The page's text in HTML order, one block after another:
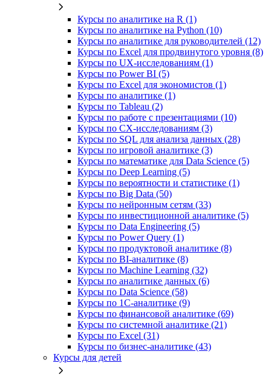
Курсы по аналитике на R (1)
Курсы по аналитике на Python (10)
Курсы по аналитике для руководителей (12)
Курсы по Excel для продвинутого уровня (8)
Курсы по UX‑исследованиям (1)
Курсы по Power BI (5)
Курсы по Excel для экономистов (1)
Курсы по аналитике (1)
Курсы по Tableau (2)
Курсы по работе с презентациями (10)
Курсы по CX-исследованиям (3)
Курсы по SQL для анализа данных (28)
Курсы по игровой аналитике (3)
Курсы по математике для Data Science (5)
Курсы по Deep Learning (5)
Курсы по вероятности и статистике (1)
Курсы по Big Data (50)
Курсы по нейронным сетям (33)
Курсы по инвестиционной аналитике (5)
Курсы по Data Engineering (5)
Курсы по Power Query (1)
Курсы по продуктовой аналитике (8)
Курсы по BI‑аналитике (8)
Курсы по Machine Learning (32)
Курсы по аналитике данных (6)
Курсы по Data Science (58)
Курсы по 1С‑аналитике (9)
Курсы по финансовой аналитике (69)
Курсы по системной аналитике (21)
Курсы по Excel (31)
Курсы по бизнес‑аналитике (43)
Курсы для детей